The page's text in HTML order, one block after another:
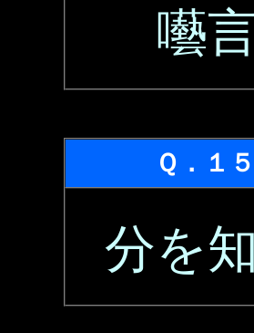
囈
Ｑ．１５
分を